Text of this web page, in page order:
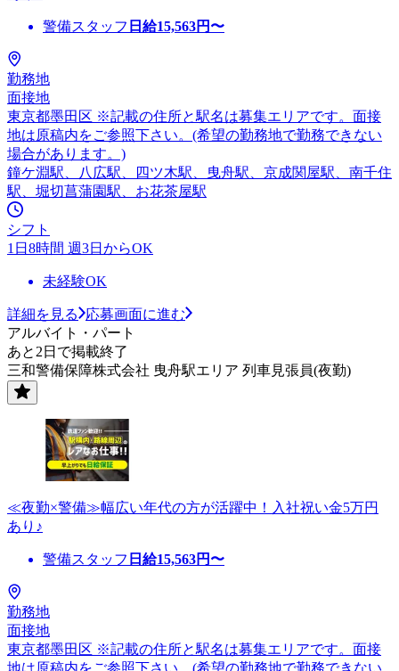
警備スタッフ 日給15,563円〜
勤務地
面接地
東京都墨田区 ※記載の住所と駅名は募集エリアです。面接
地は原稿内をご参照下さい。(希望の勤務地で勤務できない
場合があります。)
鐘ケ淵駅、八広駅、四ツ木駅、曳舟駅、京成関屋駅、南千住
駅、堀切菖蒲園駅、お花茶屋駅
シフト
1日8時間 週3日からOK
未経験OK
詳細を見る
応募画面に進む
アルバイト・パート
あと2日で掲載終了
三和警備保障株式会社 曳舟駅エリア 列車見張員(夜勤)
≪夜勤×警備≫幅広い年代の方が活躍中！入社祝い金5万円
あり♪
警備スタッフ 日給15,563円〜
勤務地
面接地
東京都墨田区 ※記載の住所と駅名は募集エリアです。面接
地は原稿内をご参照下さい。(希望の勤務地で勤務できない